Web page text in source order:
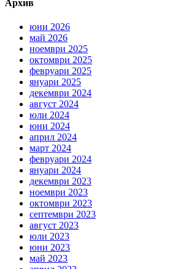
Архив
юни 2026
май 2026
ноември 2025
октомври 2025
февруари 2025
януари 2025
декември 2024
август 2024
юли 2024
юни 2024
април 2024
март 2024
февруари 2024
януари 2024
декември 2023
ноември 2023
октомври 2023
септември 2023
август 2023
юли 2023
юни 2023
май 2023